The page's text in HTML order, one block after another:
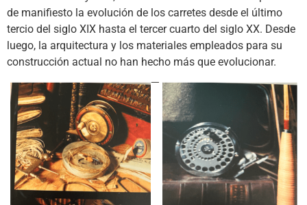
de manifiesto la evolución de los carretes desde el último
tercio del siglo XIX hasta el tercer cuarto del siglo XX. Desde
luego, la arquitectura y los materiales empleados para su
construcción actual no han hecho más que evolucionar.